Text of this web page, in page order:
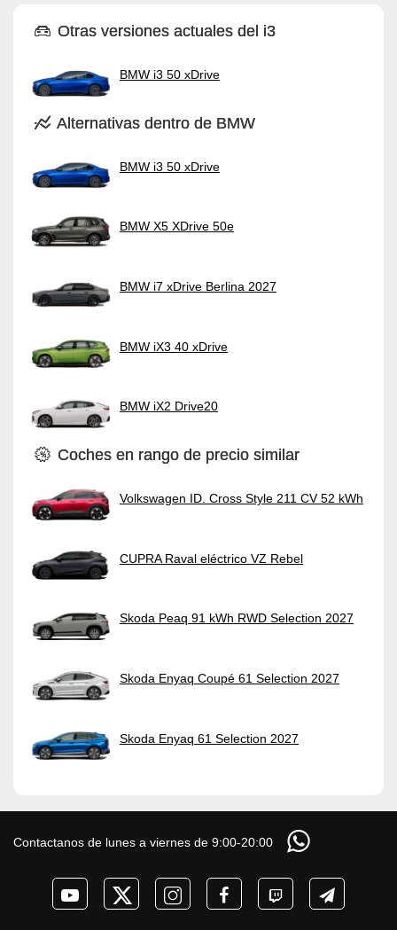
Otras versiones actuales del i3
BMW i3 50 xDrive
Alternativas dentro de BMW
BMW i3 50 xDrive
BMW X5 XDrive 50e
BMW i7 xDrive Berlina 2027
BMW iX3 40 xDrive
BMW iX2 Drive20
Coches en rango de precio similar
Volkswagen ID. Cross Style 211 CV 52 kWh
CUPRA Raval eléctrico VZ Rebel
Skoda Peaq 91 kWh RWD Selection 2027
Skoda Enyaq Coupé 61 Selection 2027
Skoda Enyaq 61 Selection 2027
Contactanos de lunes a viernes de 9:00-20:00